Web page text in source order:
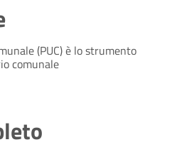
(PUC) è lo strumento
comunale